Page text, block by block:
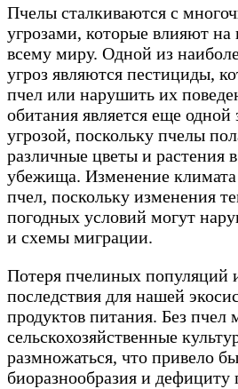
Пчелы сталкиваются с
угрозами, которые влияют
всему миру. Одной из
угроз являются пестициды,
пчел или нарушить их
обитания является еще одной
угрозой, поскольку пчелы
различные цветы и растения
убежища. Изменение климата
пчел, поскольку изменения
погодных условий могут
и схемы миграции.
Потеря пчелиных популяций
последствия для нашей
продуктов питания. Без пчел
сельскохозяйственные
размножаться, что привело
биоразнообразия и дефициту